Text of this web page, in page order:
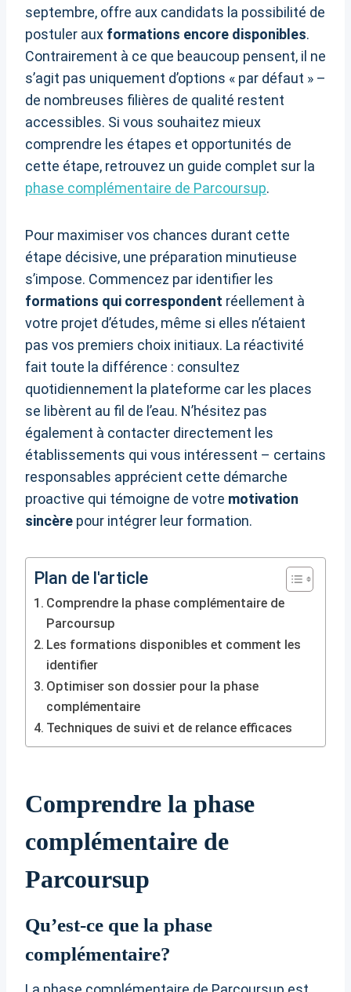
septembre, offre aux candidats la possibilité de
postuler aux formations encore disponibles.
Contrairement à ce que beaucoup pensent, il ne
s’agit pas uniquement d’options « par défaut » –
de nombreuses filières de qualité restent
accessibles. Si vous souhaitez mieux
comprendre les étapes et opportunités de
cette étape, retrouvez un guide complet sur la
phase complémentaire de Parcoursup.
Pour maximiser vos chances durant cette
étape décisive, une préparation minutieuse
s’impose. Commencez par identifier les
formations qui correspondent réellement à
votre projet d’études, même si elles n’étaient
pas vos premiers choix initiaux. La réactivité
fait toute la différence : consultez
quotidiennement la plateforme car les places
se libèrent au fil de l’eau. N’hésitez pas
également à contacter directement les
établissements qui vous intéressent – certains
responsables apprécient cette démarche
proactive qui témoigne de votre motivation
sincère pour intégrer leur formation.
Plan de l'article
Comprendre la phase complémentaire de
Parcoursup
Les formations disponibles et comment les
identifier
Optimiser son dossier pour la phase
complémentaire
Techniques de suivi et de relance efficaces
Comprendre la phase
complémentaire de
Parcoursup
Qu’est-ce que la phase
complémentaire?